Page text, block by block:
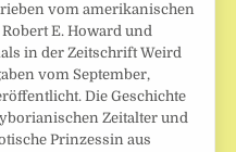
vom amerikanischen
E. Howard und
in der Zeitschrift Weird
vom September,
Die Geschichte
Zeitalter und
Prinzessin aus